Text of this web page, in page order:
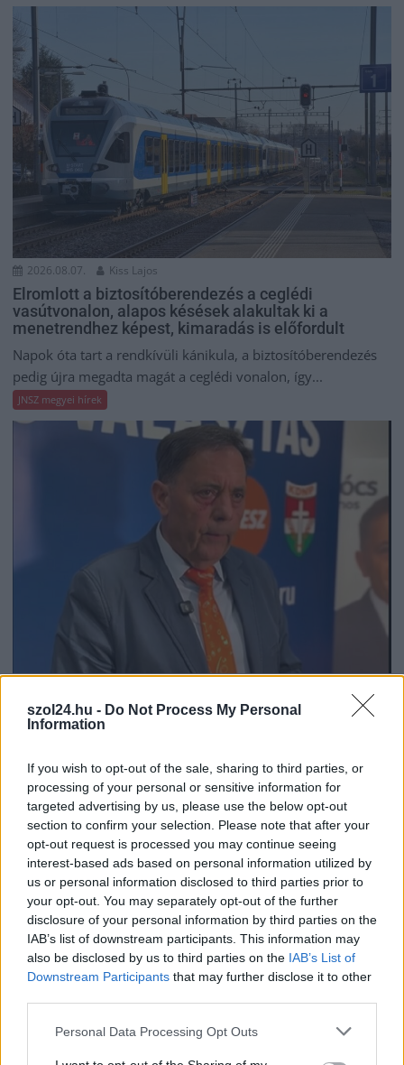
szol24.hu - Do Not Process My Personal
Information
If you wish to opt-out of the sale, sharing to third parties, or
processing of your personal or sensitive information for
targeted advertising by us, please use the below opt-out
section to confirm your selection. Please note that after your
opt-out request is processed you may continue seeing
interest-based ads based on personal information utilized by
us or personal information disclosed to third parties prior to
your opt-out. You may separately opt-out of the further
disclosure of your personal information by third parties on the
IAB’s list of downstream participants. This information may
also be disclosed by us to third parties on the IAB’s List of
Downstream Participants that may further disclose it to other
Please note that this website/app uses one or more Google
Personal Data Processing Opt Outs
2026.08.07. Kiss Lajos
Elromlott a biztosítóberendezés a ceglédi
vasútvonalon, alapos késések alakultak ki a
menetrendhez képest, kimaradás is előfordult
Napok óta tart a rendkívüli kánikula, a biztosítóberendezés
pedig újra megadta magát a ceglédi vonalon, így...
JNSZ megyei hírek
Sok volt az igazolatlan hiányzás, Pócs János
fizetéslevonást kapott, más fideszesek még
A jászsági fideszes képviselő túl sokszor hiányzott
igazolatlanul a szavazásokról, de még mindig olcsón
megúszta ahhoz...